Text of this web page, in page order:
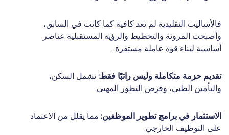
فالأساليب التقليدية لم تعد كافية كما كانت في السابق،
وأصبحت المرونة والتخطيط والرؤية المستقبلية عناصر
أساسية لبناء قوة عاملة مستقرة.
تقديم حزمة متكاملة وليس راتبًا فقط:تشمل السكن،
والتأمين الطبي، وفرص التطور المهني.
الاستثمار في برامج تطوير الموظفين: مما يقلل من الاعتماد
على التوظيف الخارجي.